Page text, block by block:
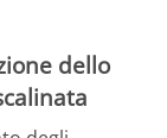
dello